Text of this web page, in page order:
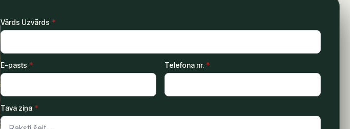
Vārds Uzvārds *
E-pasts * Telefona nr. *
Tava ziņa *